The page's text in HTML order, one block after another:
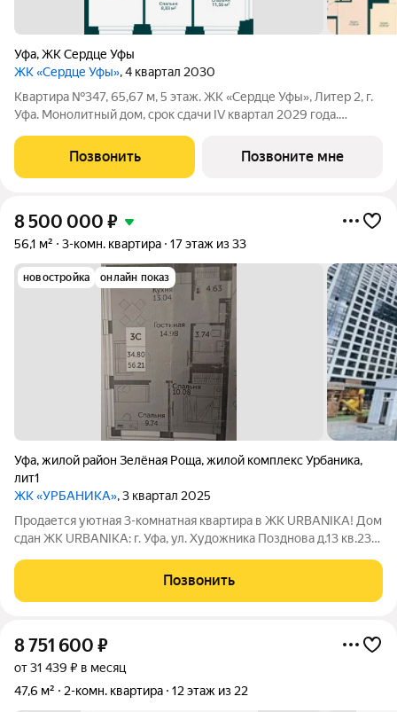
Уфа,ЖК Сердце Уфы
ЖК «Сердце Уфы», 4 квартал 2030
Квартира №347, 65,67 м, 5 этаж. ЖК «Сердце Уфы», Литер 2, г.
Уфа. Монолитный дом, срок сдачи IV квартал 2029 года.
доступность. Возможна ипотека и рассрочка. Застройщик СУ-1.
Отделка получистовая.
Позвонить Позвоните мне
8 500 000 ₽
56,1 м² 3-комн. квартира 17 этаж из 33
новостройка онлайн показ
Уфа,жилой район Зелёная Роща,жилой комплекс Урбаника,
лит1
ЖК «УРБАНИКА», 3 квартал 2025
Продается уютная 3-комнатная квартира в ЖК URBANIKA! Дом
сдан ЖК URBANIKA: г. Уфа, ул. Художника Позднова д.13 кв.232.
ЕГРП. Этаж:17 из 33 Площадь: 56.1 кв.м Потолки: 2,7 м
Преимущества
Позвонить
8 751 600 ₽
от 31 439 ₽ в месяц
47,6 м²
2-комн. квартира 12 этаж из 22